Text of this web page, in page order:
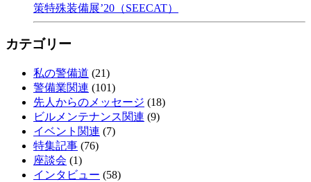
策特殊装備展’20（SEECAT）
カテゴリー
私の警備道 (21)
警備業関連 (101)
先人からのメッセージ (18)
ビルメンテナンス関連 (9)
イベント関連 (7)
特集記事 (76)
座談会 (1)
インタビュー (58)